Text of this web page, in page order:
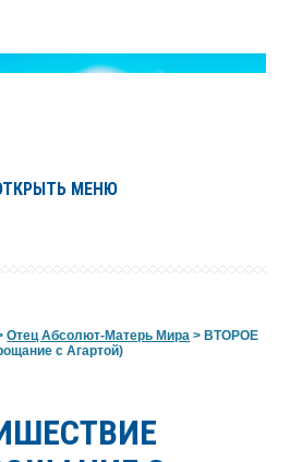
МЕНЮ
Отец Абсолют-Матерь Мира >ВТОРОЕ
с Агартой)